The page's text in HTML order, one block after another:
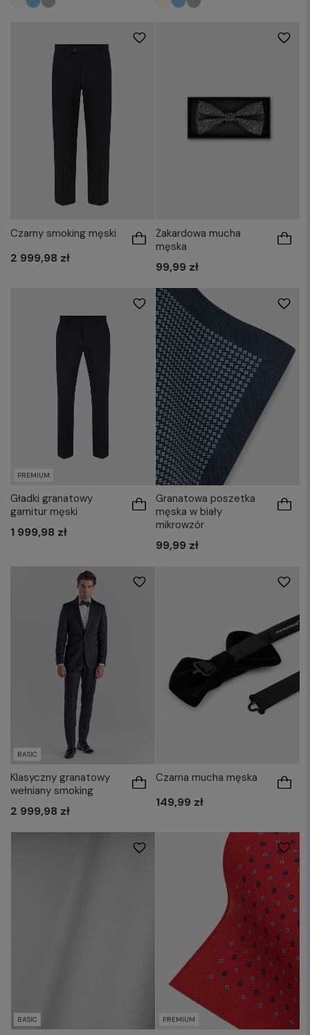
Czarny smoking męski
2 999,98 zł
Żakardowa mucha
męska
99,99 zł
PREMIUM
Gładki granatowy
garnitur męski
1 999,98 zł
Granatowa poszetka
męska w biały
mikrowzór
99,99 zł
BASIC
Klasyczny granatowy
wełniany smoking
2 999,98 zł
Czarna mucha męska
149,99 zł
BASIC PREMIUM